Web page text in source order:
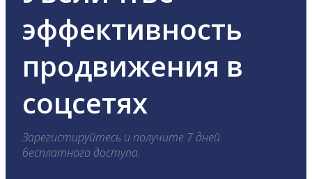
эффективность
продвижения в
соцсетях
Зарегистируйтесь и получите 7 дней
бесплатного доступа.